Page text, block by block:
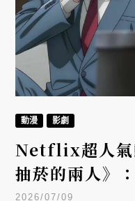
動漫 影劇
Netflix超人氣
抽菸的兩人》
2026/07/09